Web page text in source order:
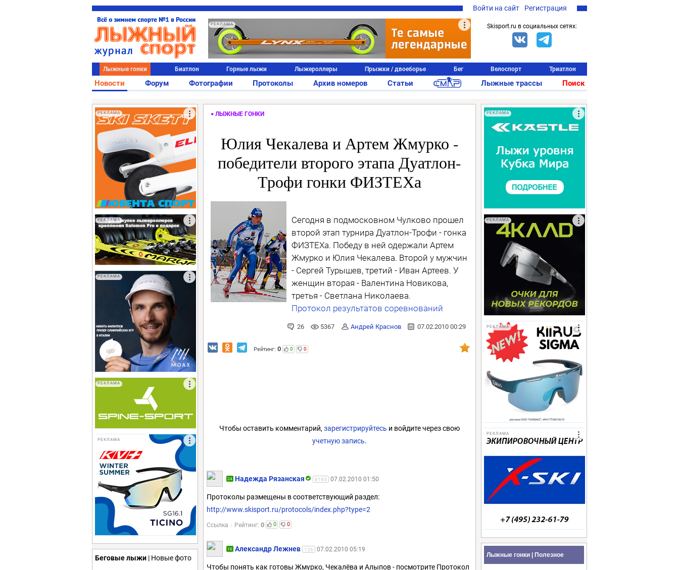
Войти на сайт Регистрация
РЕКЛАМА Skisport.ru в социальных сетях:
Лыжные гонки Биатлон Горные лыжи Лыжероллеры Прыжки / двоеборье Бег Велоспорт Триатлон
Новости Форум Фотографии Протоколы Архив номеров Статьи Лыжные трассы Поиск
РЕКЛАМА
РЕКЛАМА
РЕКЛАМА
РЕКЛАМА
РЕКЛАМА
Беговые лыжи | Новые фото
ЛЫЖНЫЕ ГОНКИ
Юлия Чекалева и Артем Жмурко -
победители второго этапа Дуатлон-
Трофи гонки ФИЗТЕХа
Сегодня в подмосковном Чулково прошел
второй этап турнира Дуатлон-Трофи - гонка
ФИЗТЕХа. Победу в ней одержали Артем
Жмурко и Юлия Чекалева. Второй у мужчин
- Сергей Турышев, третий - Иван Артеев. У
женщин вторая - Валентина Новикова,
третья - Светлана Николаева.
Протокол результатов соревнований
26 5367 Андрей Краснов 07.02.2010 00:29
Рейтинг: 0 0 0
Чтобы оставить комментарий, зарегистрируйтесь и войдите через свою
учетную запись.
24 Надежда Рязанская 6165 07.02.2010 01:50
Протоколы размещены в соответствующий раздел:
http://www.skisport.ru/protocols/index.php?type=2
Ссылка Рейтинг: 0 0 0
16 Александр Лежнев 126 07.02.2010 05:19
Чтобы понять как готовы Жмурко, Чекалёва и Алыпов - посмотрите Протокол
РЕКЛАМА
РЕКЛАМА
РЕКЛАМА
РЕКЛАМА
Лыжные гонки | Полезное